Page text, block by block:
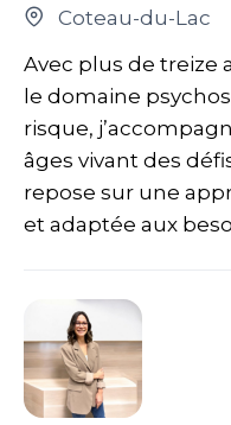
Coteau-du-Lac
Avec plus de treize
le domaine
risque,
âges vivant des
repose sur une
et adaptée aux